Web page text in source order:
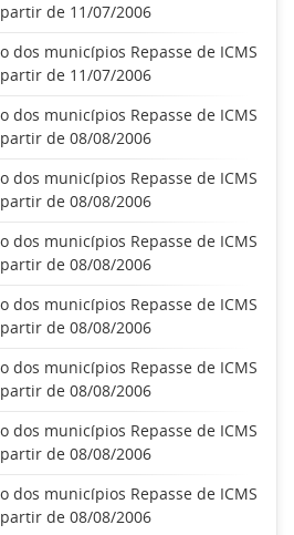
de 11/07/2006
dos municípios Repasse de ICMS
de 11/07/2006
dos municípios Repasse de ICMS
de 08/08/2006
dos municípios Repasse de ICMS
de 08/08/2006
dos municípios Repasse de ICMS
de 08/08/2006
dos municípios Repasse de ICMS
de 08/08/2006
dos municípios Repasse de ICMS
de 08/08/2006
dos municípios Repasse de ICMS
de 08/08/2006
dos municípios Repasse de ICMS
de 08/08/2006